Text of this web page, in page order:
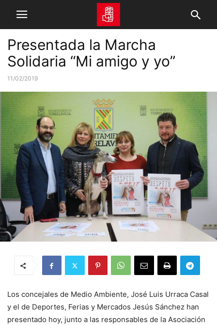
Presentada la Marcha
Solidaria “Mi amigo y yo”
11/02/2019
Los concejales de Medio Ambiente, José Luis Urraca Casal
y el de Deportes, Ferias y Mercados Jesús Sánchez han
presentado hoy, junto a las responsables de la Asociación